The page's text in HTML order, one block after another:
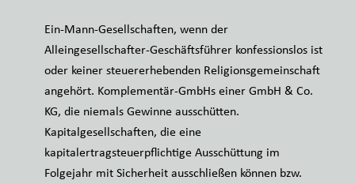
Ein-Mann-Gesellschaften, wenn der
Alleingesellschafter-Geschäftsführer konfessionslos ist
oder keiner steuererhebenden Religionsgemeinschaft
angehört. Komplementär-GmbHs einer GmbH & Co.
KG, die niemals Gewinne ausschütten.
Kapitalgesellschaften, die eine
kapitalertragsteuerpflichtige Ausschüttung im
Folgejahr mit Sicherheit ausschließen können bzw.